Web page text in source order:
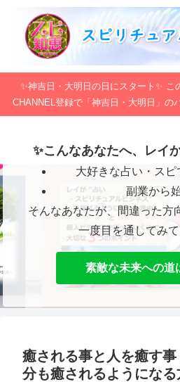
✨神吉日・大明日の日にスタート✨
CHANNEL登録で「神吉日・大明日」の
✨こんなあなたへ、レイ
大好きな占い・ス
副業から
そんなあなたが、間違った方
一度目を通してみて
素敵な未来への道
癒される事と人を癒す
分も癒されるようになる